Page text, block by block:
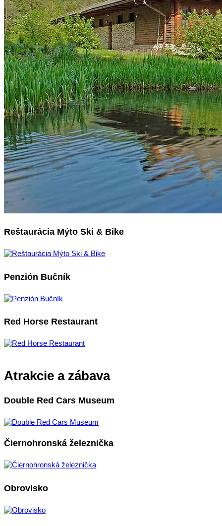
Reštaurácia Mýto Ski & Bike
Penzión Bučník
Red Horse Restaurant
Atrakcie a zábava
Double Red Cars Museum
Čiernohronská železnička
Obrovisko